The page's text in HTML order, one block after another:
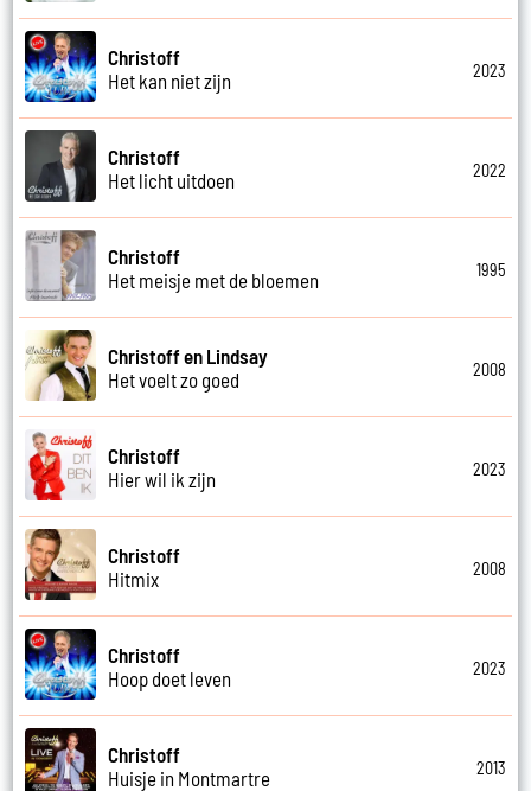
Christoff
Het kan niet zijn
2023
Christoff
Het licht uitdoen
2022
Christoff
Het meisje met de bloemen
1995
Christoff en Lindsay
Het voelt zo goed
2008
Christoff
Hier wil ik zijn
2023
Christoff
Hitmix
2008
Christoff
Hoop doet leven
2023
Christoff
Huisje in Montmartre
2013